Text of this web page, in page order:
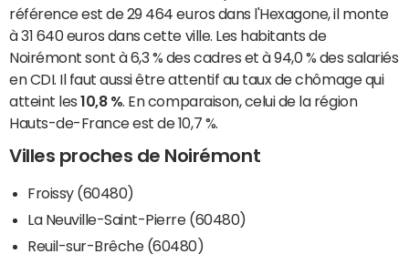
référence est de 29 464 euros dans l'Hexagone, il monte
à 31 640 euros dans cette ville. Les habitants de
Noirémont sont à 6,3 % des cadres et à 94,0 % des salariés
en CDI. Il faut aussi être attentif au taux de chômage qui
atteint les10,8 % . En comparaison, celui de la région
Hauts-de-France est de 10,7 %.
Villes proches de Noirémont
Froissy (60480)
La Neuville-Saint-Pierre (60480)
Reuil-sur-Brêche (60480)